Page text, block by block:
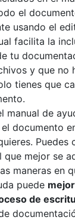
el
usando el
facilita la
tu
y que no
tienes que
manual de
documento
Puedes
que mejor se
maneras en
puede
de